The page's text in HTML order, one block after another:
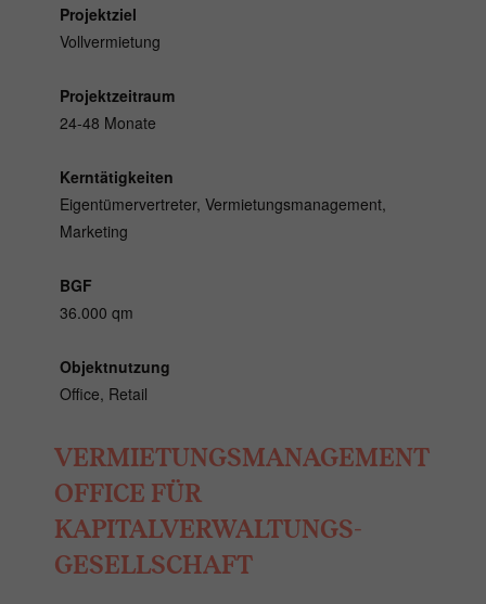
Projektziel
Vollvermietung
Projektzeitraum
24-48 Monate
Kerntätigkeiten
Eigentümervertreter, Vermietungsmanagement,
Marketing
BGF
36.000 qm
Objektnutzung
Office, Retail
VERMIETUNGSMANAGEMENT
OFFICE FÜR
KAPITALVERWALTUNGS-
GESELLSCHAFT